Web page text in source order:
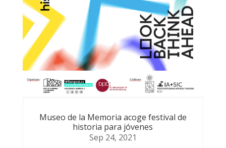
Museo de la Memoria acoge festival de
historia para jóvenes
Sep 24, 2021